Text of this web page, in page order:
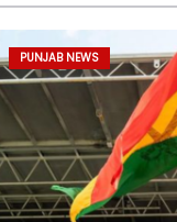
PUNJAB NEWS